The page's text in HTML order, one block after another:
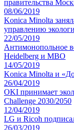
правительства
08/06/2019
Konica Minolta
управлению
22/05/2019
Антимонопольное
Heidelberg и MBO
14/05/2019
Konica Minolta и
26/04/2019
OKI принимает
Challenge 2030/2050
12/04/2019
LG и Ricoh
26/03/2019